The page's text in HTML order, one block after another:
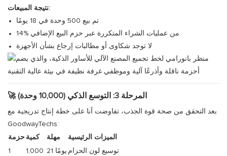
نتيجة المبيعات:
تم بيع 500 وحدة في 18 يومًا
14% من عمليات الشراء المتكررة عبر حزم البيع الإضافي
لا توجد شكاوى أو مطالبات إرجاع بشأن الأجهزة
🚀 المرحلة 3: التوسع الذكي (10,000 وحدة)
بعد التحقق من صحة قوة الجذب، تفاوضت آنا على خطة إنتاج تدريجية مع
GoodwayTechs:
حزمة كمية مهلة
الميزات الرئيسية
1
1,000 21 يومًا توسيع لون الحزام